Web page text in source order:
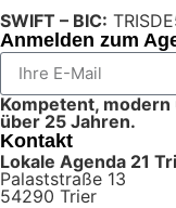
SWIFT – BIC:
Anmelden zum
Kompetent,
über 25 Jahren.
Kontakt
Lokale Agenda 21
Palaststraße 13
54290 Trier